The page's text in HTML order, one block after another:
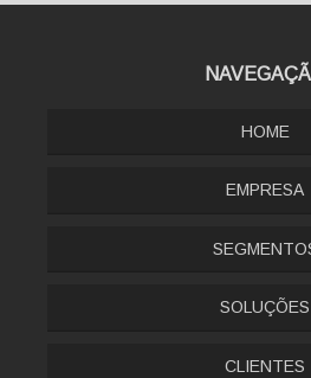
HOME
EMPRESA
SOLUÇÕES
CLIENTES